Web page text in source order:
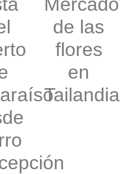
de las
flores
en
Tailandia